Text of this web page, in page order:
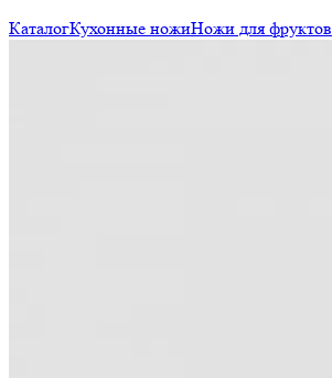
КаталогКухонные ножиНожи для фруктов